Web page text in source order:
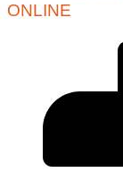
ONLINE